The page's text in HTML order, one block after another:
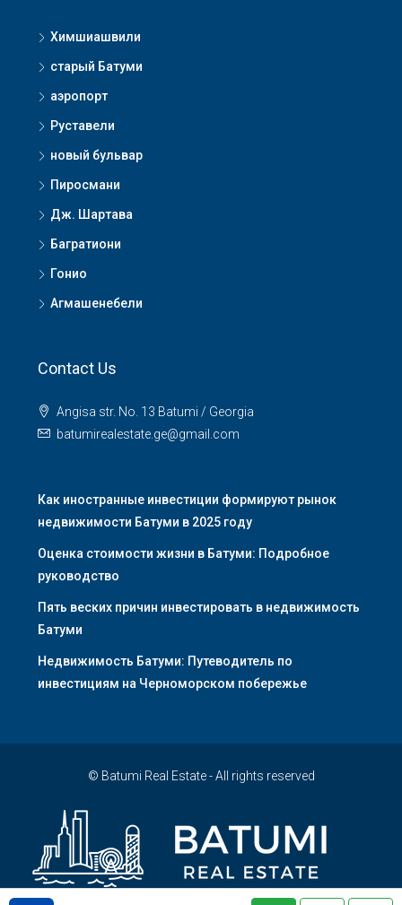
Химшиашвили
старый Батуми
аэропорт
Руставели
новый бульвар
Пиросмани
Дж. Шартава
Багратиони
Гонио
Агмашенебели
Contact Us
Angisa str. No. 13 Batumi / Georgia
batumirealestate.ge@gmail.com
Как иностранные инвестиции формируют рынок
недвижимости Батуми в 2025 году
Оценка стоимости жизни в Батуми: Подробное
руководство
Пять веских причин инвестировать в недвижимость
Батуми
Недвижимость Батуми: Путеводитель по
инвестициям на Черноморском побережье
© Batumi Real Estate - All rights reserved